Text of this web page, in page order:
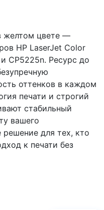
желтом цвете —
HP LaserJet Color
CP5225n. Ресурс до
оттенков в каждом
печати и строгий
стабильный
вашего
для тех, кто
к печати без